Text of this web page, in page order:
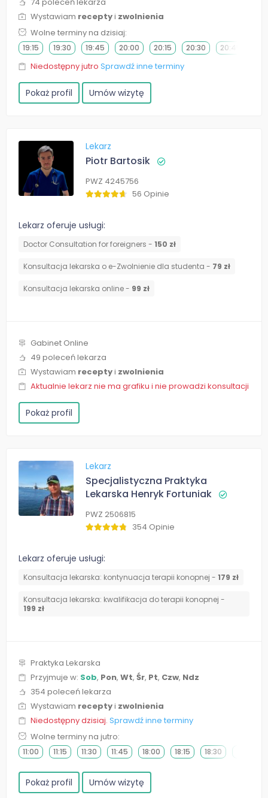
Wystawiam receptyi zwolnienia
Wolne terminy na dzisiaj:
19:15 19:30 19:45 20:00 20:15 20:30 20:45
Niedostępny jutro Sprawdź inne terminy
Pokaż profil Umów wizytę
Lekarz
Piotr Bartosik
PWZ 4245756
56 Opinie
Lekarz oferuje usługi:
Doctor Consultation for foreigners - 150 zł
Konsultacja lekarska o e-Zwolnienie dla studenta - 79 zł
Konsultacja lekarska online - 99 zł
Gabinet Online
49 poleceń lekarza
Wystawiam receptyi zwolnienia
Aktualnie lekarz nie ma grafiku i nie prowadzi konsultacji
Pokaż profil
Lekarz
Specjalistyczna Praktyka
Lekarska Henryk Fortuniak
PWZ 2506815
354 Opinie
Lekarz oferuje usługi:
Konsultacja lekarska: kontynuacja terapii konopnej - 179 zł
Konsultacja lekarska: kwalifikacja do terapii konopnej -
199 zł
Praktyka Lekarska
Przyjmuje w: Sob, Pon, Wt, Śr, Pt, Czw, Ndz
354 poleceń lekarza
Wystawiam receptyi zwolnienia
Niedostępny dzisiaj. Sprawdź inne terminy
Wolne terminy na jutro:
11:00 11:15 11:30 11:45 18:00 18:15 18:30
Pokaż profil Umów wizytę